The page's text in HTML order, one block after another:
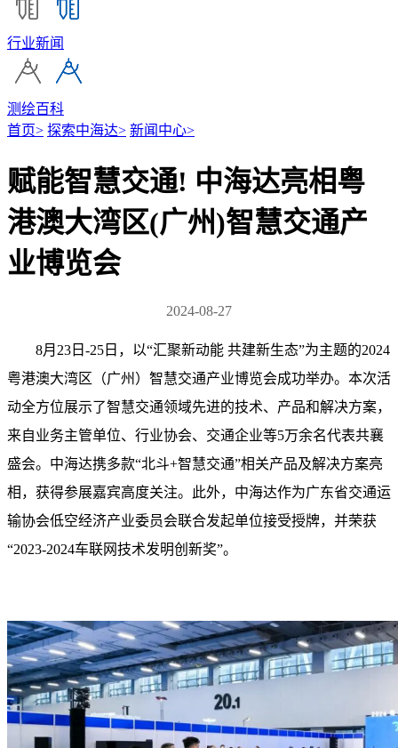
行业新闻
测绘百科
首页> 探索中海达> 新闻中心>
赋能智慧交通! 中海达亮相粤
港澳大湾区(广州)智慧交通产
业博览会
2024-08-27
8月23日-25日，以“汇聚新动能 共建新生态”为主题的2024
粤港澳大湾区（广州）智慧交通产业博览会成功举办。本次活
动全方位展示了智慧交通领域先进的技术、产品和解决方案，
来自业务主管单位、行业协会、交通企业等5万余名代表共襄
盛会。中海达携多款“北斗+智慧交通”相关产品及解决方案亮
相，获得参展嘉宾高度关注。此外，中海达作为广东省交通运
输协会低空经济产业委员会联合发起单位接受授牌，并荣获
“2023-2024车联网技术发明创新奖”。